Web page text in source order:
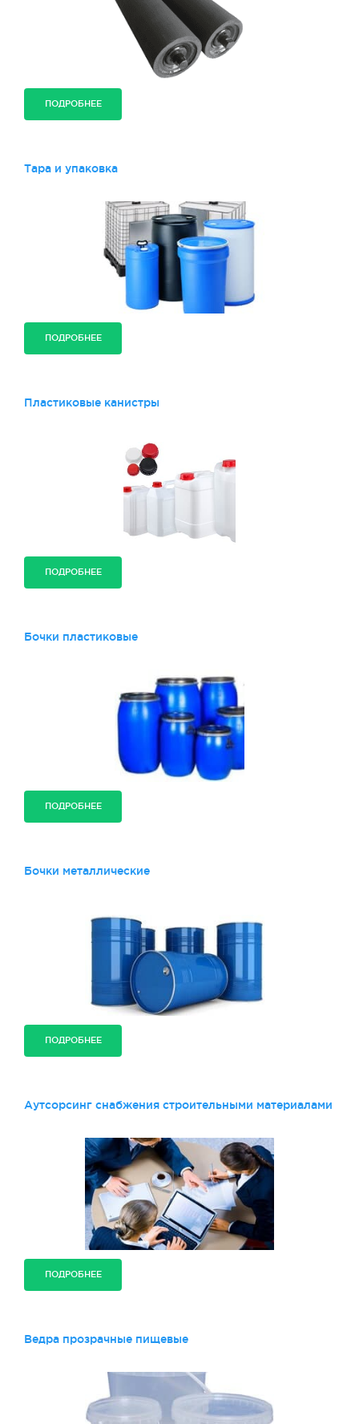
ПОДРОБНЕЕ
Тара и упаковка
ПОДРОБНЕЕ
Пластиковые канистры
ПОДРОБНЕЕ
Бочки пластиковые
ПОДРОБНЕЕ
Бочки металлические
ПОДРОБНЕЕ
Аутсорсинг снабжения строительными материалами
ПОДРОБНЕЕ
Ведра прозрачные пищевые